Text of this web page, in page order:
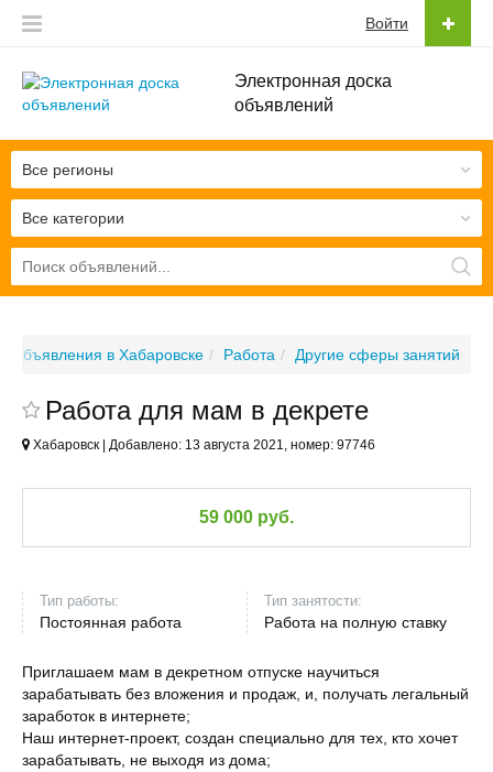
Электронная доска
объявлений
Войти
Все категории
Все регионы
Объявления в Хабаровске Работа Другие сферы занятий
Работа для мам в декрете
Хабаровск | Добавлено: 13 августа 2021, номер: 97746
59 000 руб.
Тип работы:
Постоянная работа
Тип занятости:
Работа на полную ставку
Приглашаем мам в декретном отпуске научиться
зарабатывать без вложения и продаж, и, получать легальный
заработок в интернете;
Наш интернет-проект, создан специально для тех, кто хочет
зарабатывать, не выходя из дома;